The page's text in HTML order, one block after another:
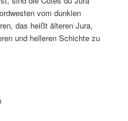
vom dunklen
das heißt älteren Jura,
und helleren Schichte zu